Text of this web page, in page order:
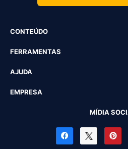
CONTEÚDO
FERRAMENTAS
AJUDA
EMPRESA
MÍDIA